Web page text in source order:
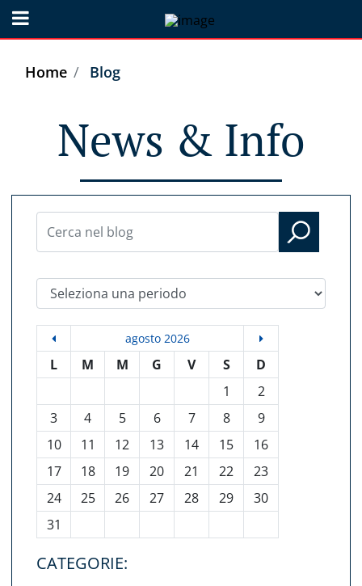
Open menu
Home Blog
News & Info
Seleziona una periodo
agosto 2026
L M M G V S
D
1
2
3
4 5 6 7 8
9
10
11 12 13 14 15
16
17
18 19 20 21 22
23
24
25 26 27 28 29
30
31
CATEGORIE: